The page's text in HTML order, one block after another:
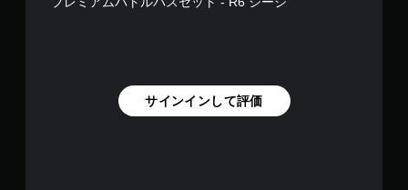
サインインして評価